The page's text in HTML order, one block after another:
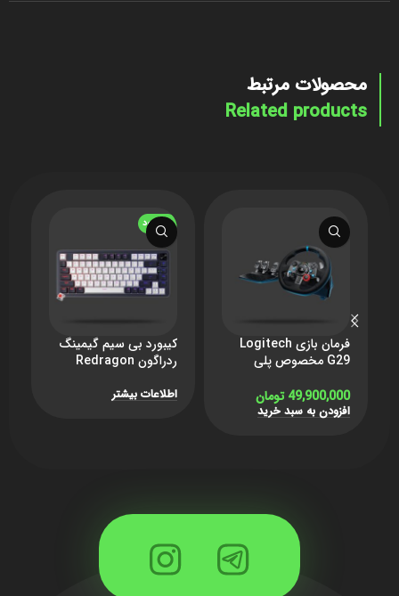
محصولات مرتبط
Related products
فرمان بازی Logitech
G29 مخصوص پلی
49,900,000 تومان
افزودن به سبد خرید
ناموجود
کیبورد بی سیم گیمینگ
ردراگون Redragon
اطلاعات بیشتر